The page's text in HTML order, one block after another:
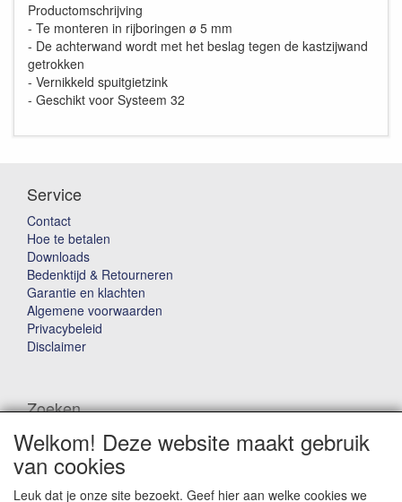
Productomschrijving
- Te monteren in rijboringen ø 5 mm
- De achterwand wordt met het beslag tegen de kastzijwand
getrokken
- Vernikkeld spuitgietzink
- Geschikt voor Systeem 32
Service
Contact
Hoe te betalen
Downloads
Bedenktijd & Retourneren
Garantie en klachten
Algemene voorwaarden
Privacybeleid
Disclaimer
Zoeken
Waar ben je naar op zoek?
Welkom! Deze website maakt gebruik
van cookies
Leuk dat je onze site bezoekt. Geef hier aan welke cookies we